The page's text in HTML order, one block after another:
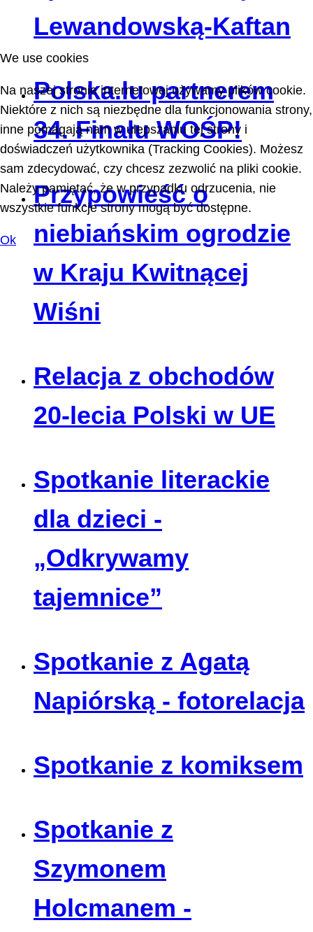
Lewandowską-Kaftan
Polska.lu partnerem
34. Finału WOŚP!
Przypowieść o
niebiańskim ogrodzie
w Kraju Kwitnącej
Wiśni
Relacja z obchodów
20-lecia Polski w UE
Spotkanie literackie
dla dzieci -
„Odkrywamy
tajemnice”
Spotkanie z Agatą
Napiórską - fotorelacja
Spotkanie z komiksem
Spotkanie z
Szymonem
Holcmanem -
We use cookies
Na naszej stronie internetowej używamy plików cookie.
Niektóre z nich są niezbędne dla funkcjonowania strony,
inne pomagają nam w ulepszaniu tej strony i
doświadczeń użytkownika (Tracking Cookies). Możesz
sam zdecydować, czy chcesz zezwolić na pliki cookie.
Należy pamiętać, że w przypadku odrzucenia, nie
wszystkie funkcje strony mogą być dostępne.
Ok